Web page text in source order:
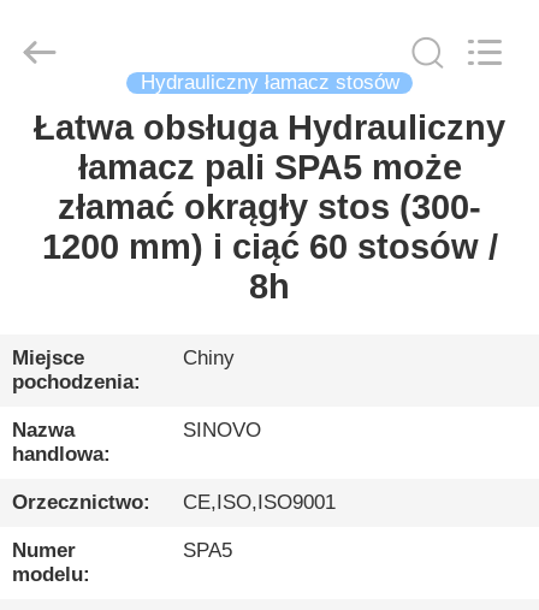
DOM
PRODUKTY
O
NAS
WYCIECZKA
PO
FABRYCE
Heavy
Industry
Reserved.
Hydrauliczny łamacz stosów
Łatwa obsługa Hydrauliczny
łamacz pali SPA5 może
złamać okrągły stos (300-
1200 mm) i ciąć 60 stosów /
8h
Miejsce
pochodzenia:
Chiny
Nazwa
handlowa:
SINOVO
Orzecznictwo: CE,ISO,ISO9001
Numer
modelu:
SPA5